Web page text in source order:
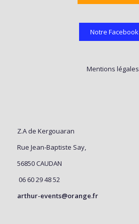
Notre Facebook
Mentions légales
Z.A de Kergouaran
Rue Jean-Baptiste Say,
56850 CAUDAN
06 60 29 48 52
arthur-events@orange.fr